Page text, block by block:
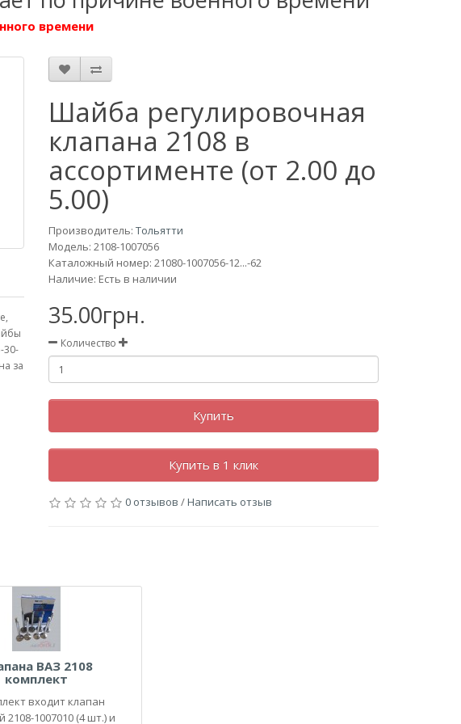
времени
30-
за
Шайба регулировочная
клапана 2108 в
ассортименте (от 2.00 до
5.00)
Производитель:Тольятти
Модель:2108-1007056
Каталожный номер: 21080-1007056-12...-62
Наличие: Есть в наличии
35.00грн.
Количество
Купить
Купить в 1 клик
0 отзывов /Написать отзыв
ВАЗ 2108
комплект
входит клапан
2108-1007010 (4 шт.) и